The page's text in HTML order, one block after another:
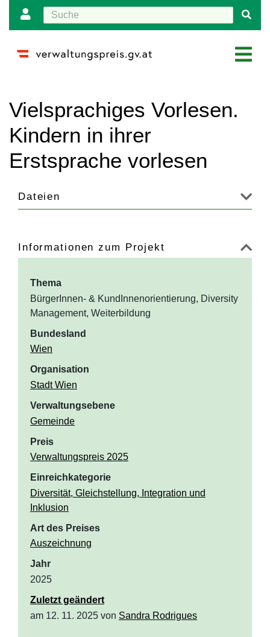
Vielsprachiges Vorlesen.
Kindern in ihrer
Erstsprache vorlesen
Dateien
Informationen zum Projekt
Thema
BürgerInnen- & KundInnenorientierung, Diversity
Management, Weiterbildung
Bundesland
Wien
Organisation
Stadt Wien
Verwaltungsebene
Gemeinde
Preis
Verwaltungspreis 2025
Einreichkategorie
Diversität, Gleichstellung, Integration und
Inklusion
Art des Preises
Auszeichnung
Jahr
2025
Zuletzt geändert
am 12. 11. 2025 von Sandra Rodrigues